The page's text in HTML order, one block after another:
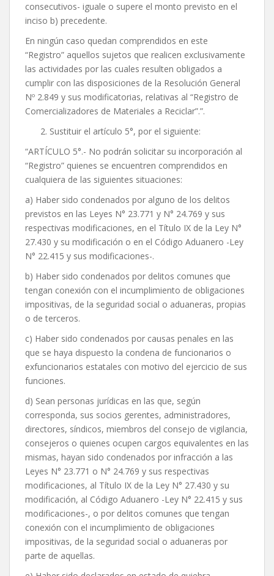
consecutivos- iguale o supere el monto previsto en el
inciso b) precedente.
En ningún caso quedan comprendidos en este
“Registro” aquellos sujetos que realicen exclusivamente
las actividades por las cuales resulten obligados a
cumplir con las disposiciones de la Resolución General
Nº 2.849 y sus modificatorias, relativas al “Registro de
Comercializadores de Materiales a Reciclar”.”.
Sustituir el artículo 5°, por el siguiente:
“ARTÍCULO 5°.- No podrán solicitar su incorporación al
“Registro” quienes se encuentren comprendidos en
cualquiera de las siguientes situaciones:
a) Haber sido condenados por alguno de los delitos
previstos en las Leyes N° 23.771 y N° 24.769 y sus
respectivas modificaciones, en el Título IX de la Ley N°
27.430 y su modificación o en el Código Aduanero -Ley
N° 22.415 y sus modificaciones-.
b) Haber sido condenados por delitos comunes que
tengan conexión con el incumplimiento de obligaciones
impositivas, de la seguridad social o aduaneras, propias
o de terceros.
c) Haber sido condenados por causas penales en las
que se haya dispuesto la condena de funcionarios o
exfuncionarios estatales con motivo del ejercicio de sus
funciones.
d) Sean personas jurídicas en las que, según
corresponda, sus socios gerentes, administradores,
directores, síndicos, miembros del consejo de vigilancia,
consejeros o quienes ocupen cargos equivalentes en las
mismas, hayan sido condenados por infracción a las
Leyes N° 23.771 o N° 24.769 y sus respectivas
modificaciones, al Título IX de la Ley N° 27.430 y su
modificación, al Código Aduanero -Ley N° 22.415 y sus
modificaciones-, o por delitos comunes que tengan
conexión con el incumplimiento de obligaciones
impositivas, de la seguridad social o aduaneras por
parte de aquellas.